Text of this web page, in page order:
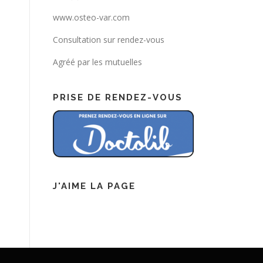
www.osteo-var.com
Consultation sur rendez-vous
Agréé par les mutuelles
PRISE DE RENDEZ-VOUS
J'AIME LA PAGE